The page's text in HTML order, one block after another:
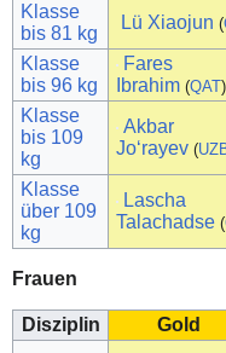
Klasse
bis 81 kg
Lü Xiaojun (
Klasse
bis 96 kg
Fares
Ibrahim (QAT)
Klasse
bis 109
kg
Akbar
Joʻrayev (
Klasse
über 109
kg
Lascha
Talachadse (
Frauen
Disziplin Gold